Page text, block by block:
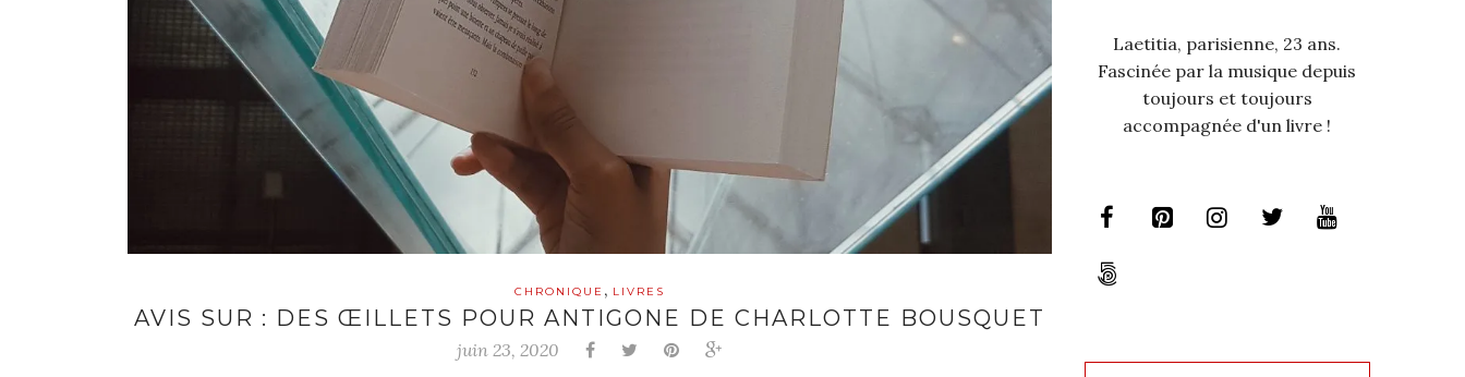
CHRONIQUE , LIVRES
AVIS SUR : DES ŒILLETS POUR ANTIGONE DE CHARLOTTE BOUSQUET
juin 23, 2020
Laetitia, parisienne, 23 ans.
Fascinée par la musique depuis
toujours et toujours
accompagnée d'un livre !